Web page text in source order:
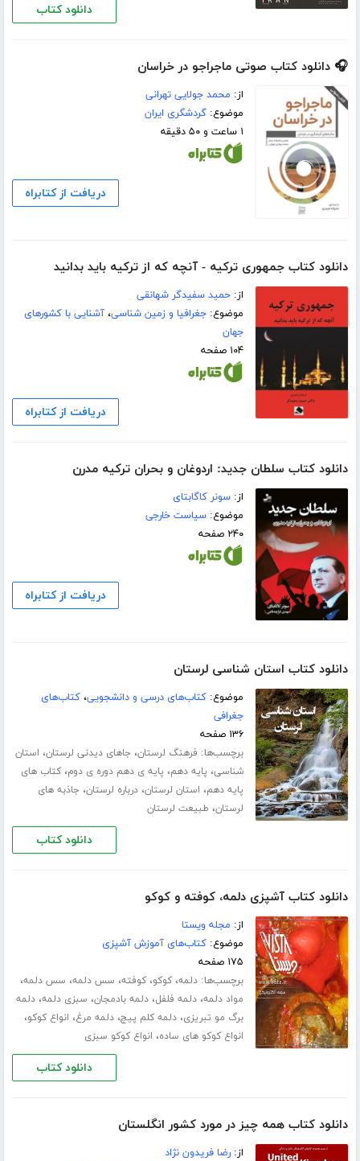
دانلود کتاب
🎧 دانلود کتاب صوتی ماجراجو در خراسان
از: محمد جولایی تهرانی
موضوع:گردشگری ایران
۱ ساعت و ۵۰ دقیقه
دریافت از کتابراه
دانلود کتاب جمهوری ترکیه - آنچه که از ترکیه باید بدانید
از:حمید سفیدگر شهانقی
موضوع:جغرافیا و زمین شناسی،آشنایی با کشورهای
جهان
۱۰۴ صفحه
دریافت از کتابراه
دانلود کتاب سلطان جدید: اردوغان و بحران ترکیه مدرن
از:سونر کاگابتای
موضوع:سیاست خارجی
۲۴۰ صفحه
دریافت از کتابراه
دانلود کتاب استان شناسی لرستان
موضوع:کتاب‌های درسی و دانشجویی،کتاب‌های
جغرافی
۱۳۶ صفحه
برچسب‌ها: فرهنگ لرستان، جاهای دیدنی لرستان، استان
شناسی، پایه دهم، پایه ی دهم دوره ی دوم،کتاب های
پایه دهم، استان لرستان،درباره لرستان، جاذبه های
لرستان، طبیعت لرستان
دانلود کتاب
دانلود کتاب آشپزی دلمه، کوفته و کوکو
از: مجله ویستا
موضوع:کتاب‌های آموزش آشپزی
۱۷۵ صفحه
برچسب‌ها:دلمه،کوکو،کوفته، سس دلمه، سس دلمه،
مواد دلمه،دلمه فلفل،دلمه بادمجان، سبزی دلمه،دلمه
برگ مو تبریزی،دلمه کلم پیچ،دلمه مرغ، انواع کوکو،
انواع کوکو های ساده، انواع کوکو سبزی
دانلود کتاب
دانلود کتاب همه چیز در مورد کشور انگلستان
از:رضا فریدون نژاد